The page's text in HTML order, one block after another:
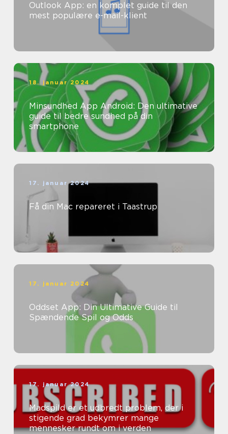
Outlook App: en komplet guide til den
mest populære e-mail-klient
18. januar 2024
Minsundhed App Android: Den ultimative
guide til bedre sundhed på din
smartphone
17. januar 2024
Få din Mac repareret i Taastrup
17. januar 2024
Oddset App: Din Ultimative Guide til
Spændende Spil og Odds
17. januar 2024
Madspild er et udbredt problem, der i
stigende grad bekymrer mange
mennesker rundt om i verden